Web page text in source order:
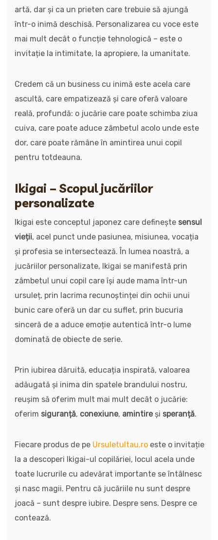
artă, dar și ca un prieten care trebuie să ajungă
într-o inimă deschisă. Personalizarea cu voce este
mai mult decât o funcție tehnologică – este o
invitație la intimitate, la apropiere, la umanitate.
Credem că un business cu inimă este acela care
ascultă, care empatizează și care oferă valoare
reală, profundă: o jucărie care poate schimba ziua
cuiva, care poate aduce zâmbetul acolo unde este
dor, care poate rămâne în amintirea unui copil
pentru totdeauna.
Ikigai – Scopul jucăriilor
personalizate
Ikigai este conceptul japonez care definește sensul
vieții, acel punct unde pasiunea, misiunea, vocația
și profesia se intersectează. În lumea noastră, a
jucăriilor personalizate, Ikigai se manifestă prin
zâmbetul unui copil care își aude mama într-un
ursuleț, prin lacrima recunoștinței din ochii unui
bunic care oferă un dar cu suflet, prin bucuria
sinceră de a aduce emoție autentică într-o lume
dominată de obiecte de serie.
Prin iubirea dăruită, educația inspirată, valoarea
adăugată și inima din spatele brandului nostru,
reușim să oferim mult mai mult decât o jucărie:
oferim siguranță, conexiune, amintire și speranță.
Fiecare produs de pe Ursuletultau.ro este o invitație
la a descoperi Ikigai-ul copilăriei, locul acela unde
toate lucrurile cu adevărat importante se întâlnesc
și nasc magii. Pentru că jucăriile nu sunt despre
joacă – sunt despre iubire. Despre sens. Despre ce
contează.